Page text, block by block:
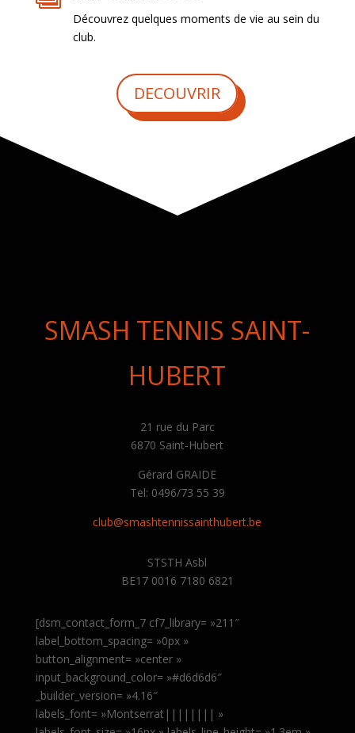
Découvrez quelques moments de vie au sein du
club.
DECOUVRIR
SMASH TENNIS SAINT-
HUBERT
21 rue du Parc
6870 Saint-Hubert
Gérard GRAIDE
Tel: 0496/73 55 39
club@smashtennissainthubert.be
STSTH Asbl
BE17 0016 7180 6821
[dsm_contact_form_7 cf7_library= »211″
label_bottom_spacing= »0px »
button_alignment= »center »
input_background_color= »#d6d6d6″
_builder_version= »4.16″
labels_font= »Montserrat|||||||| »